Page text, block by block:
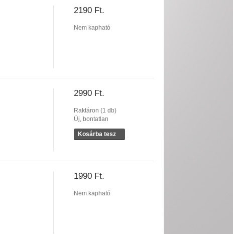
2190 Ft.
Nem kapható
2990 Ft.
Raktáron (1 db)
Új, bontatlan
Kosárba tesz
1990 Ft.
Nem kapható